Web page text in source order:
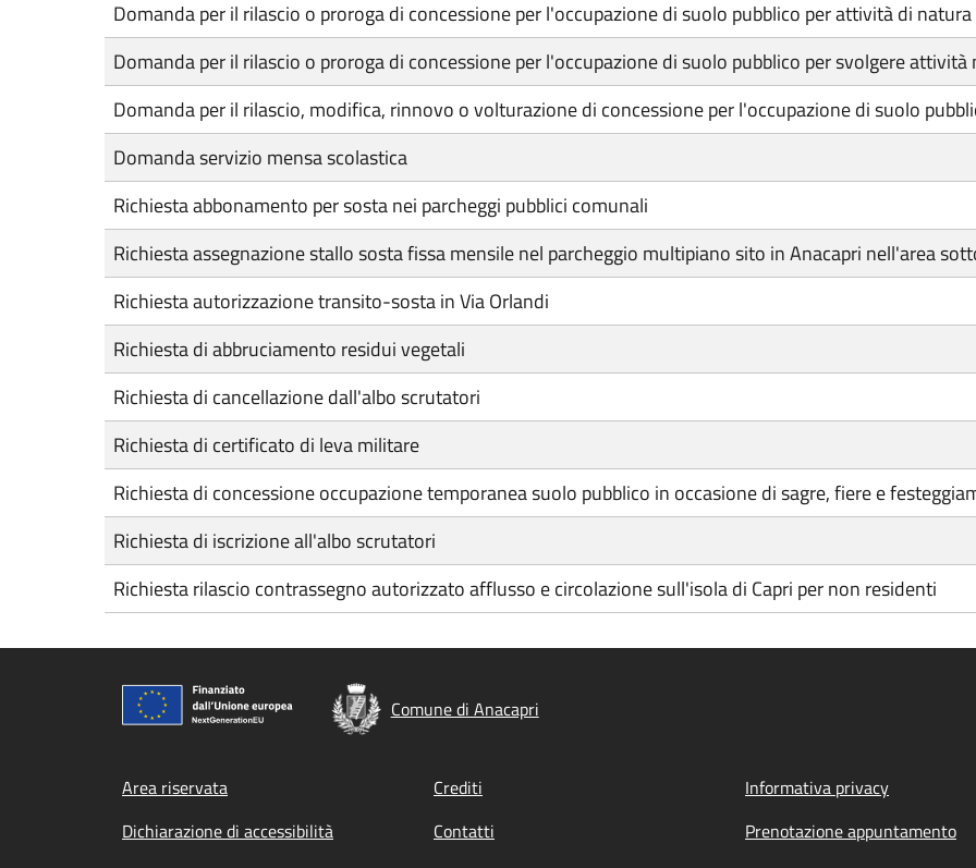
Domanda per il rilascio o proroga di concessione per l'occupazione di suolo pubblico per attività di
Domanda per il rilascio o proroga di concessione per l'occupazione di suolo pubblico per svolgere
Domanda per il rilascio, modifica, rinnovo o volturazione di concessione per l'occupazione di suolo
Domanda servizio mensa scolastica
Richiesta abbonamento per sosta nei parcheggi pubblici comunali
Richiesta assegnazione stallo sosta fissa mensile nel parcheggio multipiano sito in Anacapri nell'area
Richiesta autorizzazione transito-sosta in Via Orlandi
Richiesta di abbruciamento residui vegetali
Richiesta di cancellazione dall'albo scrutatori
Richiesta di certificato di leva militare
Richiesta di concessione occupazione temporanea suolo pubblico in occasione di sagre, fiere e
Richiesta di iscrizione all'albo scrutatori
Richiesta rilascio contrassegno autorizzato afflusso e circolazione sull'isola di Capri per non residenti
Comune di Anacapri
Footer menu
Area riservata Crediti Informativa privacy
Dichiarazione di accessibilità
Contatti Prenotazione appuntamento